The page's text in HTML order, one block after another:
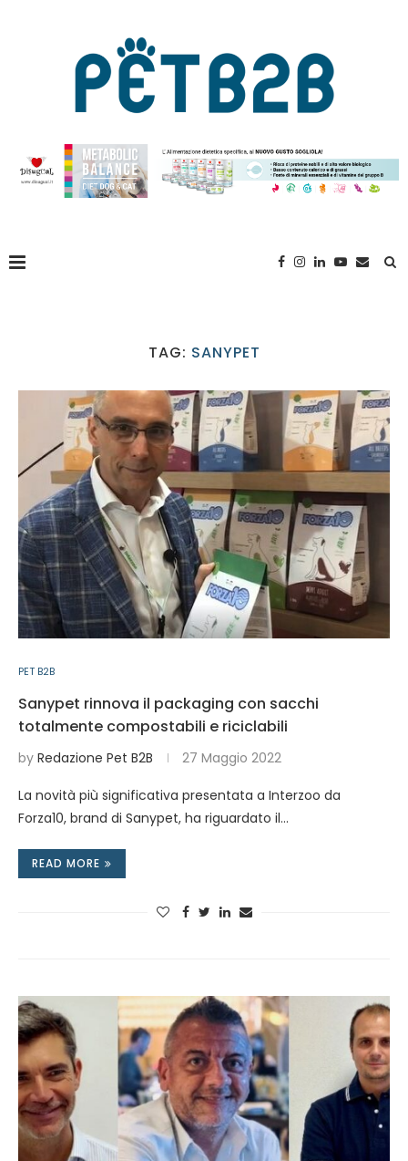
TAG: SANYPET
PET B2B
Sanypet rinnova il packaging con sacchi
totalmente compostabili e riciclabili
by Redazione Pet B2B 27 Maggio 2022
La novità più significativa presentata a Interzoo da
Forza10, brand di Sanypet, ha riguardato il…
READ MORE